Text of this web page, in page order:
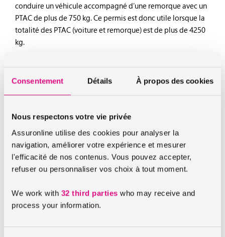
Consentement Détails À propos des cookies
Nous respectons votre vie privée
Assuronline utilise des cookies pour analyser la
navigation, améliorer votre expérience et mesurer
l'efficacité de nos contenus. Vous pouvez accepter,
refuser ou personnaliser vos choix à tout moment.
We work with 32 third parties who may receive and
process your information.
conduire un véhicule accompagné d’une remorque avec un
PTAC de plus de 750 kg. Ce permis est donc utile lorsque la
totalité des PTAC (voiture et remorque) est de plus de 4250
kg.
Spécificités
que vous avez (capucine, intégral, profilé, fourgon/van). Si
catégorie des campings car poids lourd.
Pour conduire un véhicule poids lourd votre permis B ne
suffit pas, sauf si vous en êtes titulaire avant le 20/01/1975, si
car peu importe son PTAC.